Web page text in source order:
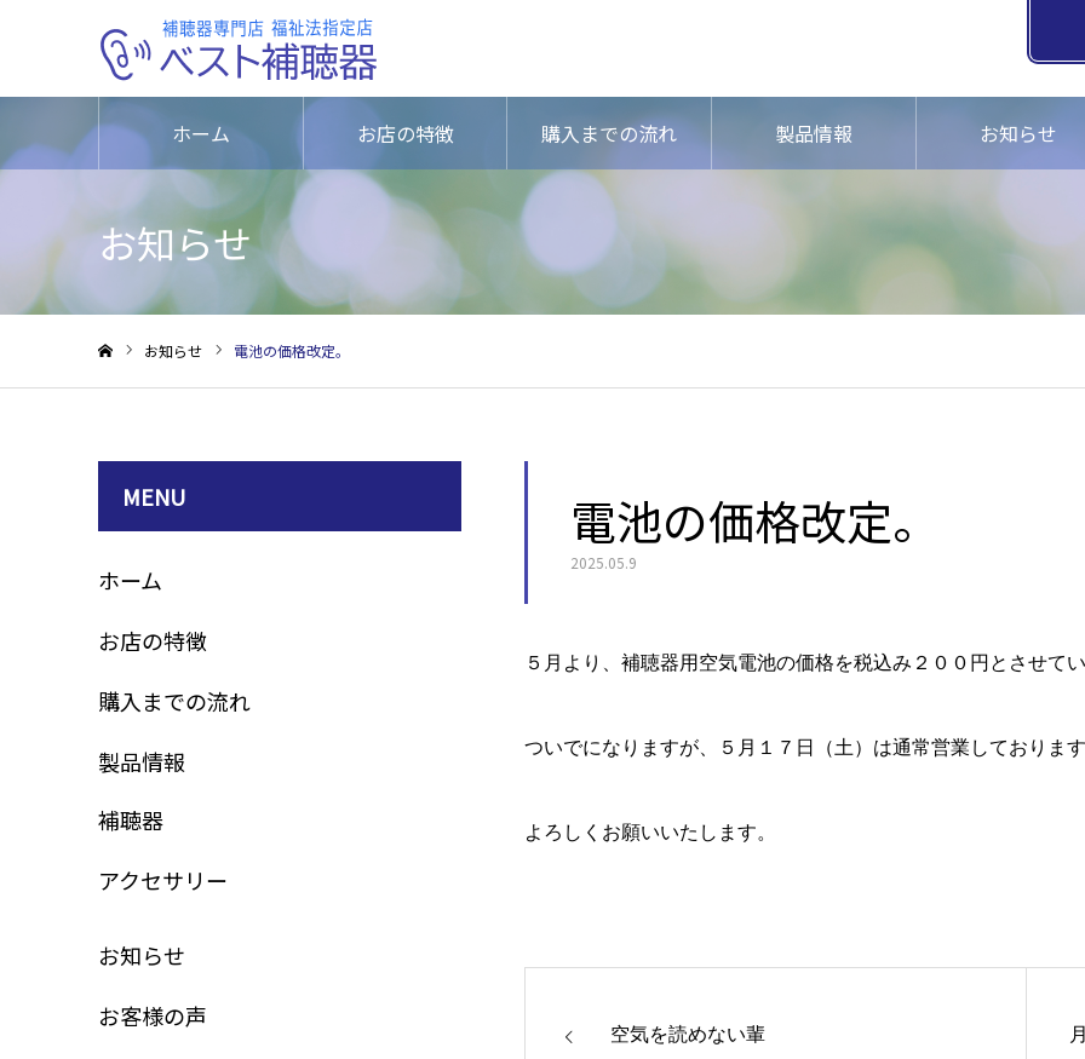
ホーム お店の特徴 購入までの流れ 製品情報 お知らせ
お知らせ
お知らせ 電池の価格改定。
電池の価格改定。
2025.05.9
５月より、補聴器用空気電池の価格を税込み２００円とさせて
ついでになりますが、５月１７日（土）は通常営業しておりま
よろしくお願いいたします。
空気を読めない輩
MENU
ホーム
お店の特徴
購入までの流れ
製品情報
補聴器
アクセサリー
お知らせ
お客様の声